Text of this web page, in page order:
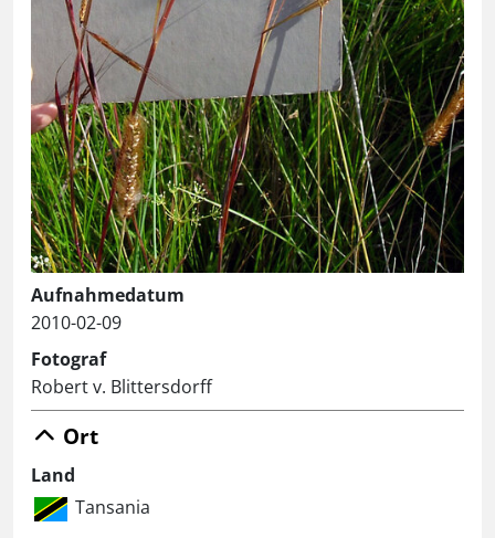
Aufnahmedatum
2010-02-09
Fotograf
Robert v. Blittersdorff
Ort
Land
Tansania